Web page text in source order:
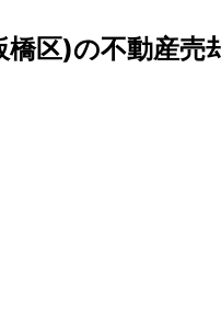
区)の不動産